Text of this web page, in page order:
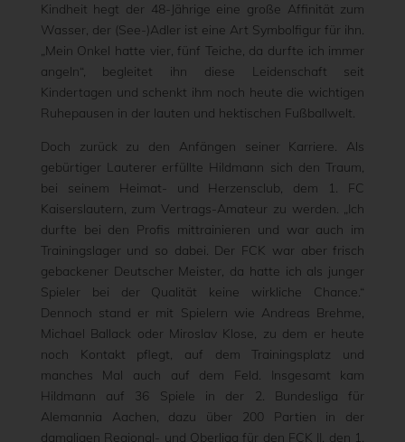
Kindheit hegt der 48-Jährige eine große Affinität zum
Wasser, der (See-)Adler ist eine Art Symbolfigur für ihn.
„Mein Onkel hatte vier, fünf Teiche, da durfte ich immer
angeln“, begleitet ihn diese Leidenschaft seit
Kindertagen und schenkt ihm noch heute die wichtigen
Ruhepausen in der lauten und hektischen Fußballwelt.
Doch zurück zu den Anfängen seiner Karriere. Als
gebürtiger Lauterer erfüllte Hildmann sich den Traum,
bei seinem Heimat- und Herzensclub, dem 1. FC
Kaiserslautern, zum Vertrags-Amateur zu werden. „Ich
durfte bei den Profis mittrainieren und war auch im
Trainingslager und so dabei. Der FCK war aber frisch
gebackener Deutscher Meister, da hatte ich als junger
Spieler bei der Qualität keine wirkliche Chance.“
Dennoch stand er mit Spielern wie Andreas Brehme,
Michael Ballack oder Miroslav Klose, zu dem er heute
noch Kontakt pflegt, auf dem Trainingsplatz und
manches Mal auch auf dem Feld. Insgesamt kam
Hildmann auf 36 Spiele in der 2. Bundesliga für
Alemannia Aachen, dazu über 200 Partien in der
damaligen Regional- und Oberliga für den FCK II, den 1.